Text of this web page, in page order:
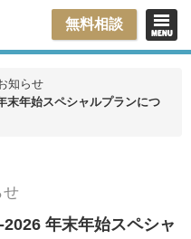
無料相談
知らせ
末年始スペシャルプランにつ
せ
2026 年末年始スペシャ